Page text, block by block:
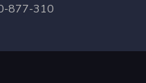
877-310